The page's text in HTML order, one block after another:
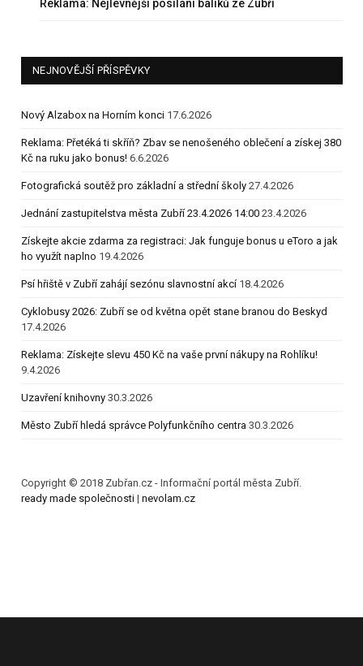
Reklama: Nejlevnější posílání balíků ze Zubří
NEJNOVĚJŠÍ PŘÍSPĚVKY
Nový Alzabox na Horním konci 17.6.2026
Reklama: Přetéká ti skříň? Zbav se nenošeného oblečení a získej 380
Kč na ruku jako bonus! 6.6.2026
Fotografická soutěž pro základní a střední školy 27.4.2026
Jednání zastupitelstva města Zubří 23.4.2026 14:00 23.4.2026
Získejte akcie zdarma za registraci: Jak funguje bonus u eToro a jak
ho využít naplno 19.4.2026
Psí hřiště v Zubří zahájí sezónu slavnostní akcí 18.4.2026
Cyklobusy 2026: Zubří se od května opět stane branou do Beskyd
17.4.2026
Reklama: Získejte slevu 450 Kč na vaše první nákupy na Rohlíku!
9.4.2026
Uzavření knihovny 30.3.2026
Město Zubří hledá správce Polyfunkčního centra 30.3.2026
Copyright © 2018 Zubřan.cz - Informační portál města Zubří.
ready made společnosti | nevolam.cz